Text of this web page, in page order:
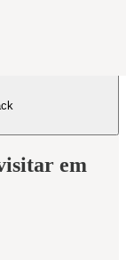
em